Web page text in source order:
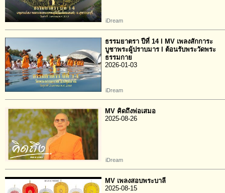
iDream
ธรรมยาตรา ปีที่ 14 l MV เพลงสักการะ
บูชาพระผู้ปราบมาร l ต้อนรับพระวัดพระ
ธรรมกาย
2026-01-03
iDream
MV คิดถึงพ่อเสมอ
2025-08-26
iDream
MV เพลงสอบพระบาลี
2025-08-15